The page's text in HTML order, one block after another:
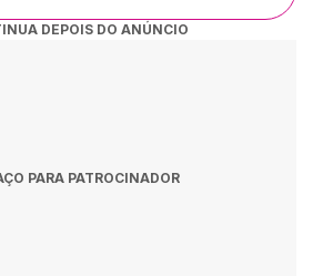
DEPOIS DO ANÚNCIO
PARA PATROCINADOR